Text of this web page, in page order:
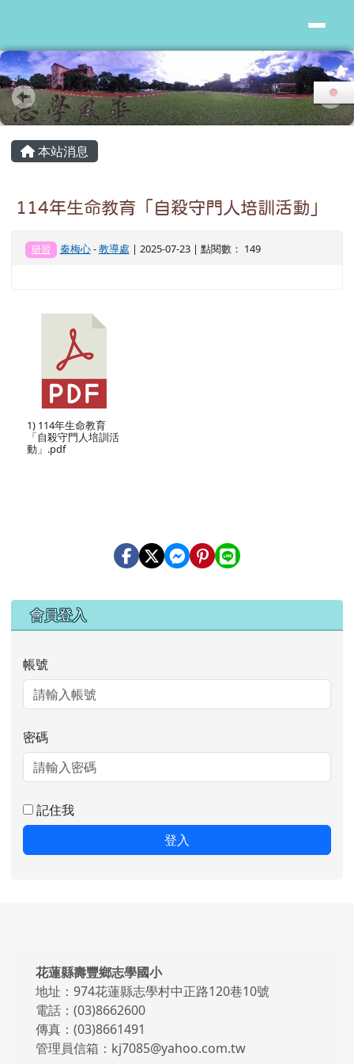
主內容區域
本站消息
114年生命教育「自殺守門人培訓活動」
研習 秦梅心-教導處 | 2025-07-23 | 點閱數： 149
1) 114年生命教育
「自殺守門人培訓活
動」.pdf
右邊區域內容
會員登入
帳號
密碼
記住我
登入
頁尾區域
頁尾區域內容
花蓮縣壽豐鄉志學國小
地址：974花蓮縣志學村中正路120巷10號
電話：(03)8662600
傳真：(03)8661491
管理員信箱：kj7085@yahoo.com.tw